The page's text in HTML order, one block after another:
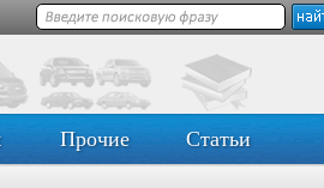
Прочие Статьи